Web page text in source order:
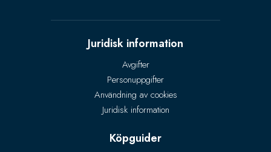
Juridisk information
Avgifter
Personuppgifter
Användning av cookies
Juridisk information
Köpguider